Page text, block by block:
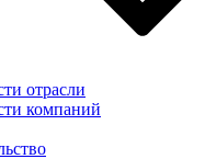
отрасли
компаний